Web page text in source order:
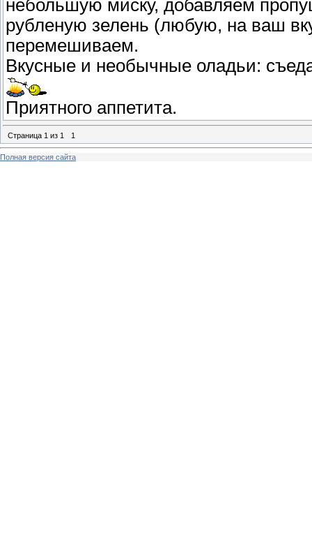
небольшую миску, добавляем
рубленую зелень (любую, на ваш
перемешиваем.
Вкусные и необычные оладьи:
Приятного аппетита.
Страница 1 из 1 1
Полная версия сайта